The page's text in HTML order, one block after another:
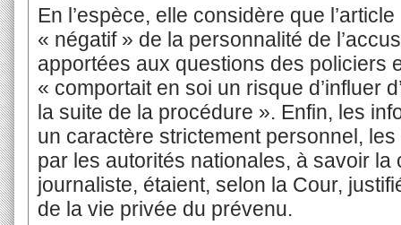
En l’espèce, elle considère que
« négatif » de la personnalité de
apportées aux questions des policiers
« comportait en soi un risque d’influer
la suite de la procédure ». Enfin, les
un caractère strictement personnel,
par les autorités nationales, à savoir la
journaliste, étaient, selon la Cour,
de la vie privée du prévenu.